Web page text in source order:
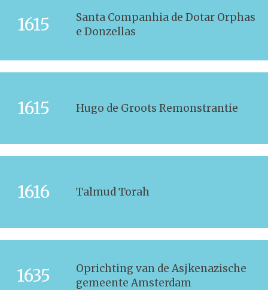
1615
Santa Companhia de Dotar Orphas
e Donzellas
1615 Hugo de Groots Remonstrantie
1616 Talmud Torah
1635
Oprichting van de Asjkenazische
gemeente Amsterdam